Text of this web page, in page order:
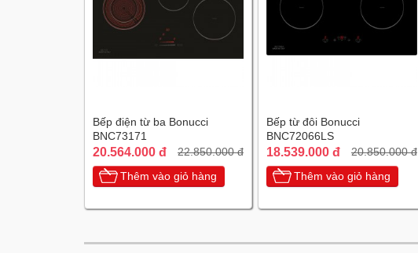
Bếp điện từ ba Bonucci
BNC73171
20.564.000 đ 22.850.000 đ
Thêm vào giỏ hàng
Bếp từ đôi Bonucci
BNC72066LS
18.539.000 đ 20.850.000 đ
Thêm vào giỏ hàng